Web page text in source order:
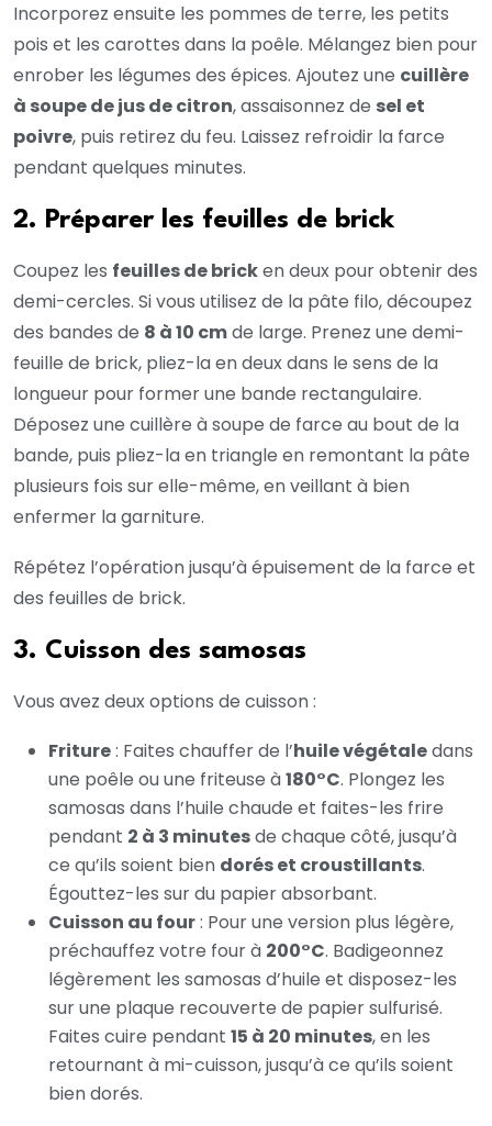
Incorporez ensuite les pommes de terre, les petits
pois et les carottes dans la poêle. Mélangez bien pour
enrober les légumes des épices. Ajoutez une cuillère
à soupe de jus de citron, assaisonnez de sel et
poivre, puis retirez du feu. Laissez refroidir la farce
pendant quelques minutes.
2. Préparer les feuilles de brick
Coupez les feuilles de bricken deux pour obtenir des
demi-cercles. Si vous utilisez de la pâte filo, découpez
des bandes de 8 à 10 cmde large. Prenez une demi-
feuille de brick, pliez-la en deux dans le sens de la
longueur pour former une bande rectangulaire.
Déposez une cuillère à soupe de farce au bout de la
bande, puis pliez-la en triangle en remontant la pâte
plusieurs fois sur elle-même, en veillant à bien
enfermer la garniture.
Répétez l’opération jusqu’à épuisement de la farce et
des feuilles de brick.
3. Cuisson des samosas
Vous avez deux options de cuisson :
Friture: Faites chauffer de l’huile végétaledans
une poêle ou une friteuse à180°C. Plongez les
samosas dans l’huile chaude et faites-les frire
pendant 2 à 3 minutesde chaque côté, jusqu’à
ce qu’ils soient bien dorés et croustillants.
Égouttez-les sur du papier absorbant.
Cuisson au four: Pour une version plus légère,
préchauffez votre four à 200°C. Badigeonnez
légèrement les samosas d’huile et disposez-les
sur une plaque recouverte de papier sulfurisé.
Faites cuire pendant 15 à 20 minutes, en les
retournant à mi-cuisson, jusqu’à ce qu’ils soient
bien dorés.